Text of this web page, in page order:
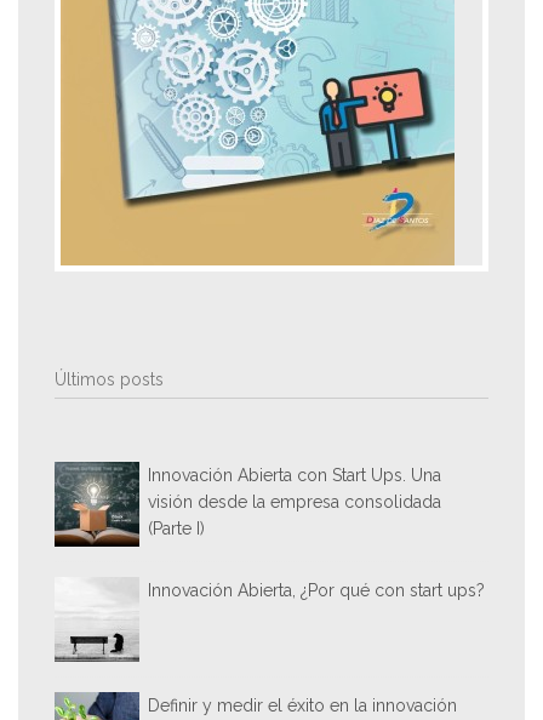
Últimos posts
Innovación Abierta con Start Ups. Una
visión desde la empresa consolidada
(Parte I)
Innovación Abierta, ¿Por qué con start ups?
Definir y medir el éxito en la innovación